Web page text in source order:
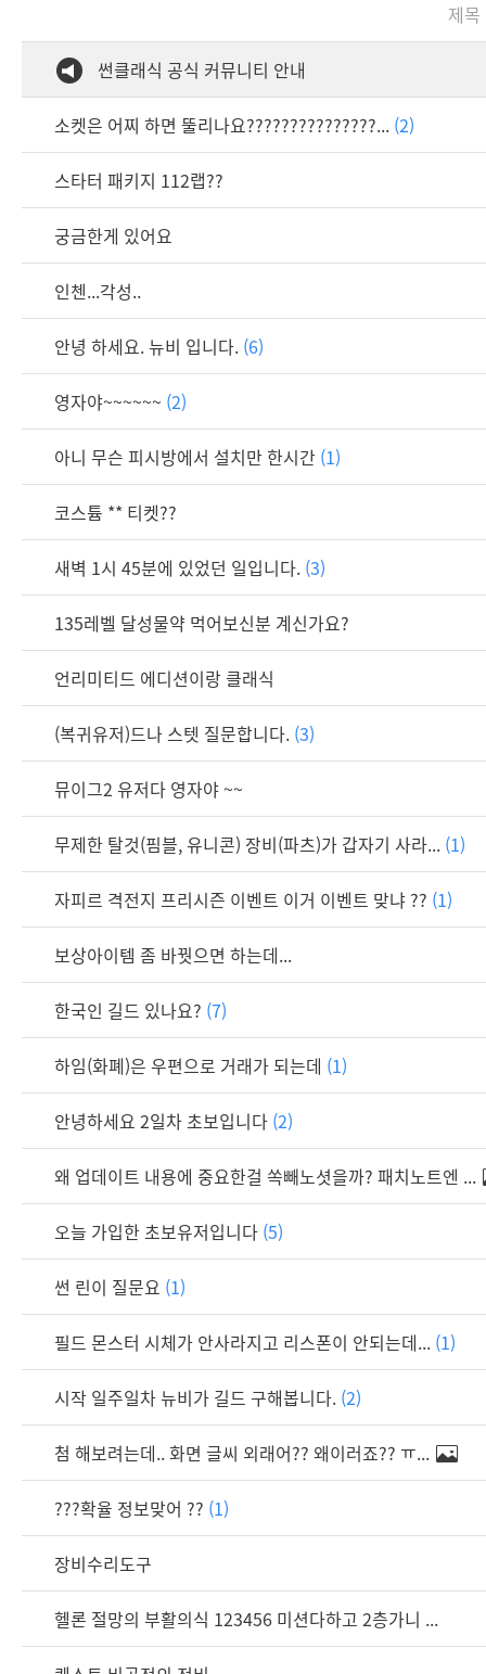
제목
썬클래식 공식 커뮤니티 안내
소켓은 어찌 하면 뚤리나요???????????????... (2)
스타터 패키지 112랩??
궁금한게 있어요
인첸...각성..
안녕 하세요. 뉴비 입니다. (6)
영자야~~~~~~ (2)
아니 무슨 피시방에서 설치만 한시간 (1)
코스튬 ** 티켓??
새벽 1시 45분에 있었던 일입니다. (3)
135레벨 달성물약 먹어보신분 계신가요?
언리미티드 에디션이랑 클래식
(복귀유저)드나 스텟 질문합니다. (3)
뮤이그2 유저다 영자야 ~~
무제한 탈것(핌블, 유니콘) 장비(파츠)가 갑자기 사라... (1)
자피르 격전지 프리시즌 이벤트 이거 이벤트 맞냐 ?? (1)
보상아이템 좀 바꿧으면 하는데...
한국인 길드 있나요? (7)
하임(화폐)은 우편으로 거래가 되는데 (1)
안녕하세요 2일차 초보입니다 (2)
왜 업데이트 내용에 중요한걸 쏙빼노셧을까? 패치노트엔 ...
오늘 가입한 초보유저입니다 (5)
썬 린이 질문요 (1)
필드 몬스터 시체가 안사라지고 리스폰이 안되는데... (1)
시작 일주일차 뉴비가 길드 구해봅니다. (2)
첨 해보려는데.. 화면 글씨 외래어?? 왜이러죠?? ㅠ...
???확율 정보맞어 ?? (1)
장비수리도구
헬론 절망의 부활의식 123456 미션다하고 2층가니 ...